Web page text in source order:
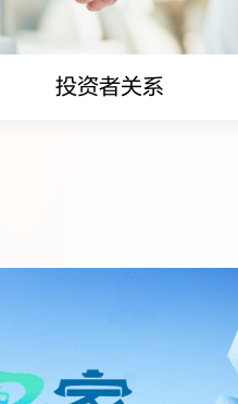
投资者关系
信息披露